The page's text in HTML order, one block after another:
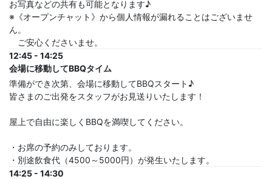
お写真などの共有も可能となります♪
※《オープンチャット》から個人情報が漏れることはございませ
ん。
ご安心くださいませ。
12:45 - 14:25
会場に移動してBBQタイム
準備ができ次第、会場に移動してBBQスタート♪
皆さまのご出発をスタッフがお見送りいたします！
屋上で自由に楽しくBBQを満喫してください。
・お席の予約のみしております。
・別途飲食代（4500～5000円）が発生いたします。
14:25 - 14:30